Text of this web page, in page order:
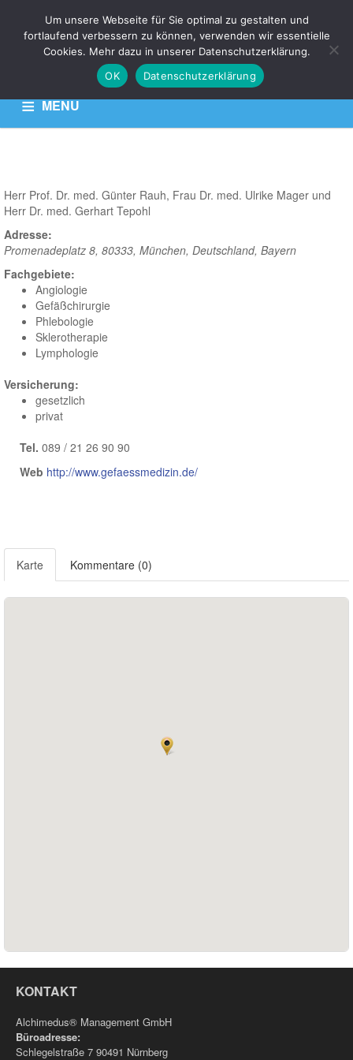
MENU
VKZ
Venen Kompetenz Zentrum
Herr Prof. Dr. med. Günter Rauh, Frau Dr. med. Ulrike Mager und
Herr Dr. med. Gerhart Tepohl
Adresse:
Promenadeplatz 8, 80333, München, Deutschland, Bayern
Fachgebiete:
Angiologie
Gefäßchirurgie
Phlebologie
Sklerotherapie
Lymphologie
Versicherung:
gesetzlich
privat
Tel. 089 / 21 26 90 90
Web http://www.gefaessmedizin.de/
Karte Kommentare (0)
KONTAKT
Alchimedus® Management GmbH
Büroadresse:
Schlegelstraße 7 90491 Nürnberg
Um unsere Webseite für Sie optimal zu gestalten und
fortlaufend verbessern zu können, verwenden wir essentielle
Cookies. Mehr dazu in unserer Datenschutzerklärung.
OK
Datenschutzerklärung